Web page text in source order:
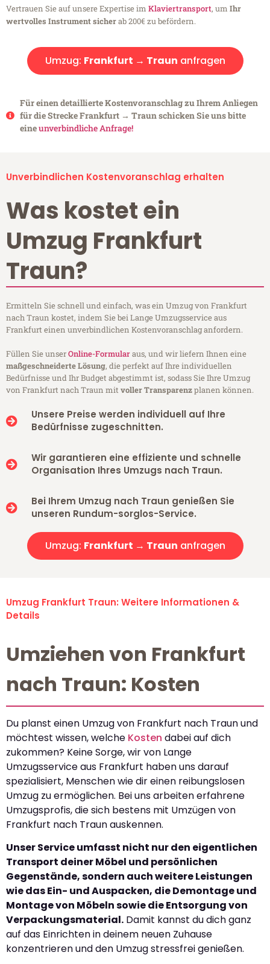
Vertrauen Sie auf unsere Expertise im Klaviertransport, um Ihr
wertvolles Instrument sicherab 200€ zu befördern.
Umzug: Frankfurt → Traun anfragen
Für einen detaillierte Kostenvoranschlag zu Ihrem Anliegen
für die Strecke Frankfurt → Traun schicken Sie uns bitte
eineunverbindliche Anfrage!
Unverbindlichen Kostenvoranschlag erhalten
Was kostet ein
Umzug Frankfurt
Traun?
Ermitteln Sie schnell und einfach, was ein Umzug von Frankfurt
nach Traun kostet, indem Sie bei Lange Umzugsservice aus
Frankfurt einen unverbindlichen Kostenvoranschlag anfordern.
Füllen Sie unserOnline-Formularaus, und wir liefern Ihnen eine
maßgeschneiderte Lösung, die perfekt auf Ihre individuellen
Bedürfnisse und Ihr Budget abgestimmt ist, sodass Sie Ihre Umzug
von Frankfurt nach Traun mitvoller Transparenzplanen können.
Unsere Preise werden individuell auf Ihre
Bedürfnisse zugeschnitten.
Wir garantieren eine effiziente und schnelle
Organisation Ihres Umzugs nach Traun.
Bei Ihrem Umzug nach Traun genießen Sie
unseren Rundum-sorglos-Service.
Umzug: Frankfurt → Traun anfragen
Umzug Frankfurt Traun: Weitere Informationen &
Details
Umziehen von Frankfurt
nach Traun: Kosten
Du planst einen Umzug von Frankfurt nach Traun und
möchtest wissen, welche Kosten dabei auf dich
zukommen? Keine Sorge, wir von Lange
Umzugsservice aus Frankfurt haben uns darauf
spezialisiert, Menschen wie dir einen reibungslosen
Umzug zu ermöglichen. Bei uns arbeiten erfahrene
Umzugsprofis, die sich bestens mit Umzügen von
Frankfurt nach Traun auskennen.
Unser Service umfasst nicht nur den eigentlichen
Transport deiner Möbel und persönlichen
Gegenstände, sondern auch weitere Leistungen
wie das Ein- und Auspacken, die Demontage und
Montage von Möbeln sowie die Entsorgung von
Verpackungsmaterial. Damit kannst du dich ganz
auf das Einrichten in deinem neuen Zuhause
konzentrieren und den Umzug stressfrei genießen.